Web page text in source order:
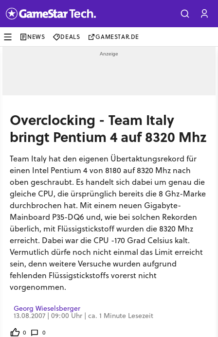
NEWS DEALS GAMESTAR.DE
Overclocking - Team Italy
bringt Pentium 4 auf 8320 Mhz
Team Italy hat den eigenen Übertaktungsrekord für
einen Intel Pentium 4 von 8180 auf 8320 Mhz nach
oben geschraubt. Es handelt sich dabei um genau die
gleiche CPU, die ürsprünglich bereits die 8 Ghz-Marke
durchbrochen hat. Mit einem neuen Gigabyte-
Mainboard P35-DQ6 und, wie bei solchen Rekorden
überlich, mit Flüssigstickstoff wurden die 8320 Mhz
erreicht. Dabei war die CPU -170 Grad Celsius kalt.
Vermutlich dürfe noch nicht einmal das Limit erreicht
sein, denn weitere Versuche wurden aufgrund
fehlenden Flüssigstickstoffs vorerst nicht
vorgenommen.
Georg Wieselsberger
13.08.2007 | 09:00 Uhr | ca. 1 Minute Lesezeit
0 0